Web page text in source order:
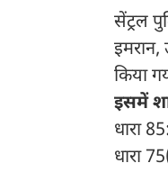
सेंट्रल
किया
इसमें
धारा
धारा